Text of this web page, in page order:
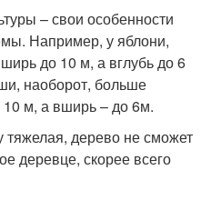
– свои особенности
Например, у яблони,
до 10 м, а вглубь до 6
наоборот, больше
10 м, а вширь – до 6м.
дерево не сможет
деревце, скорее всего